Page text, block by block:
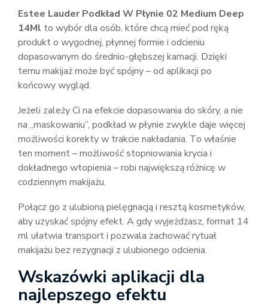
Estee Lauder Podkład W Płynie 02 Medium Deep
14Ml to wybór dla osób, które chcą mieć pod ręką
produkt o wygodnej, płynnej formie i odcieniu
dopasowanym do średnio-głębszej karnacji. Dzięki
temu makijaż może być spójny – od aplikacji po
końcowy wygląd.
Jeżeli zależy Ci na efekcie dopasowania do skóry, a nie
na „maskowaniu”, podkład w płynie zwykle daje więcej
możliwości korekty w trakcie nakładania. To właśnie
ten moment – możliwość stopniowania krycia i
dokładnego wtopienia – robi największą różnicę w
codziennym makijażu.
Połącz go z ulubioną pielęgnacją i resztą kosmetyków,
aby uzyskać spójny efekt. A gdy wyjeżdżasz, format 14
ml ułatwia transport i pozwala zachować rytuał
makijażu bez rezygnacji z ulubionego odcienia.
Wskazówki aplikacji dla
najlepszego efektu